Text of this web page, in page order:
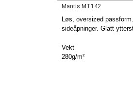
Mantis MT142
Løs, oversized
sideåpninger. Glatt
Vekt
280g/m²